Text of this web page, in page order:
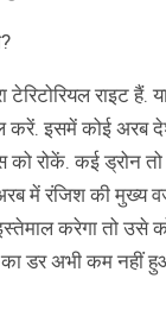
राइट हैं.
करें. इसमें कोई अरब
को रोकें. कई ड्रोन
में रंजिश की मुख्य
करेगा तो उसे
डर अभी कम नहीं